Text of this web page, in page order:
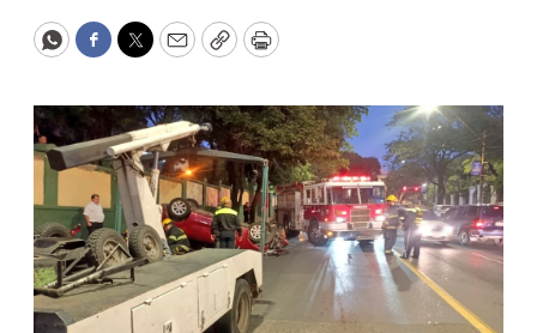
WhatsApp
Facebook
Twitter
EmailCopyPrint